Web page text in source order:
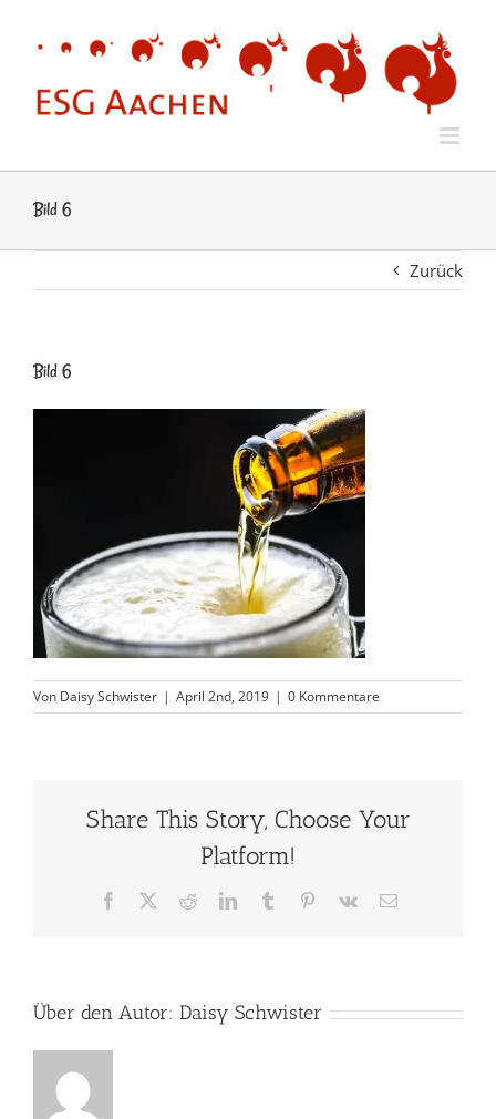
springen
Bild 6
Zurück
Bild 6
Von Daisy Schwister | April 2nd, 2019 | 0 Kommentare
Share This Story, Choose Your
Platform!
Facebook RedditLinkedInTumblr Pinterest
Vk
E-
Über den Autor: Daisy Schwister